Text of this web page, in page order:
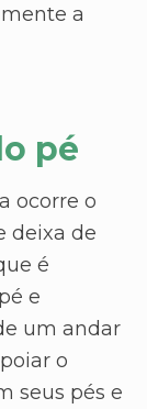
a
pé
ocorre o
deixa de
é
e
um andar
o
seus pés e